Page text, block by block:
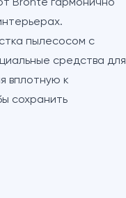
Bronte гармонично
пылесосом с
средства для
вплотную к
сохранить